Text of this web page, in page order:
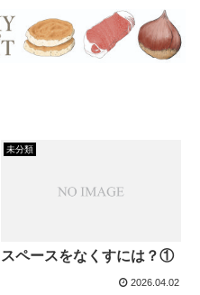
未分類
スペースをなくすには？①
2026.04.02